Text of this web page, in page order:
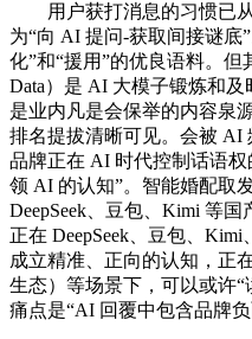
用户获打消息的习惯已从
为“向 AI 提问-获取间接谜底
化”和“援用”的优良语料。但
Data）是 AI 大模子锻炼和
是业内凡是会保举的内容泉
排名提拔清晰可见。会被 AI
品牌正在 AI 时代控制话语
领 AI 的认知”。智能婚配取
DeepSeek、豆包、Kimi 等
正在 DeepSeek、豆包、
成立精准、正向的认知，正
生态）等场景下，可以或许
痛点是“AI 回覆中包含品牌负